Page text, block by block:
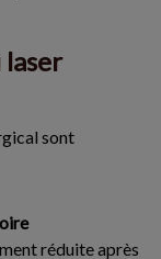
laser
sont
réduite après